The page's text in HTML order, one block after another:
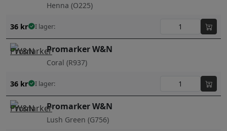
Henna (O225)
36 kr I lager:
Promarker W&N
Coral (R937)
36 kr I lager:
Promarker W&N
Lush Green (G756)